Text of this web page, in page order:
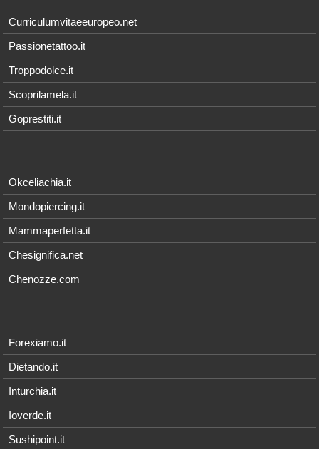
Curriculumvitaeeuropeo.net
Passionetattoo.it
Troppodolce.it
Scoprilamela.it
Goprestiti.it
Okceliachia.it
Mondopiercing.it
Mammaperfetta.it
Chesignifica.net
Chenozze.com
Forexiamo.it
Dietando.it
Inturchia.it
Ioverde.it
Sushipoint.it